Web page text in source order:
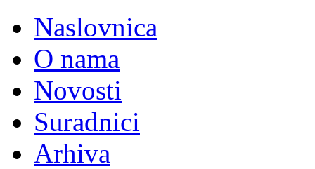
Naslovnica
O nama
Novosti
Suradnici
Arhiva